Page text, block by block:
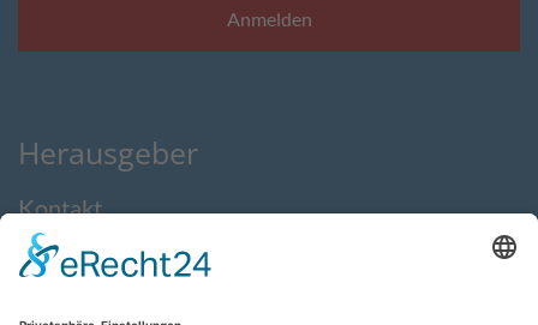
Herausgeber
Kontakt
Impressum